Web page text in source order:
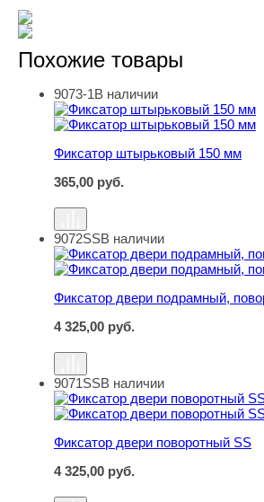
Похожие товары
Фиксатор штырьковый 150 мм
9073-1В наличии
Фиксатор штырьковый 150 мм
365,00 руб.
Фиксатор двери подрамный,
9072SSВ наличии
Фиксатор двери подрамный,
4 325,00 руб.
Фиксатор двери поворотный SS
9071SSВ наличии
Фиксатор двери поворотный SS
4 325,00 руб.